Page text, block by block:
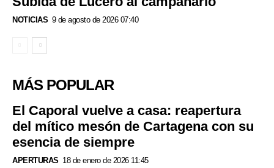
NOTICIAS 9 de agosto de 2026 07:40
MÁS POPULAR
El Caporal vuelve a casa: reapertura
del mítico mesón de Cartagena con su
esencia de siempre
APERTURAS 18 de enero de 2026 11:45